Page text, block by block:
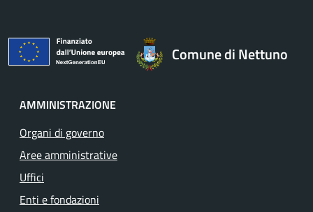
Comune di Nettuno
AMMINISTRAZIONE
Organi di governo
Aree amministrative
Uffici
Enti e fondazioni